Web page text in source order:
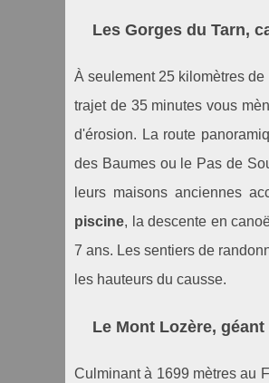
Les Gorges du Tarn,
À seulement 25 kilomètres
trajet de 35 minutes vous
d'érosion. La route
des Baumes ou le Pas de
leurs maisons anciennes
piscine, la descente en
7 ans. Les sentiers de
les hauteurs du causse.
Le Mont Lozère,
Culminant à 1699 mètres au